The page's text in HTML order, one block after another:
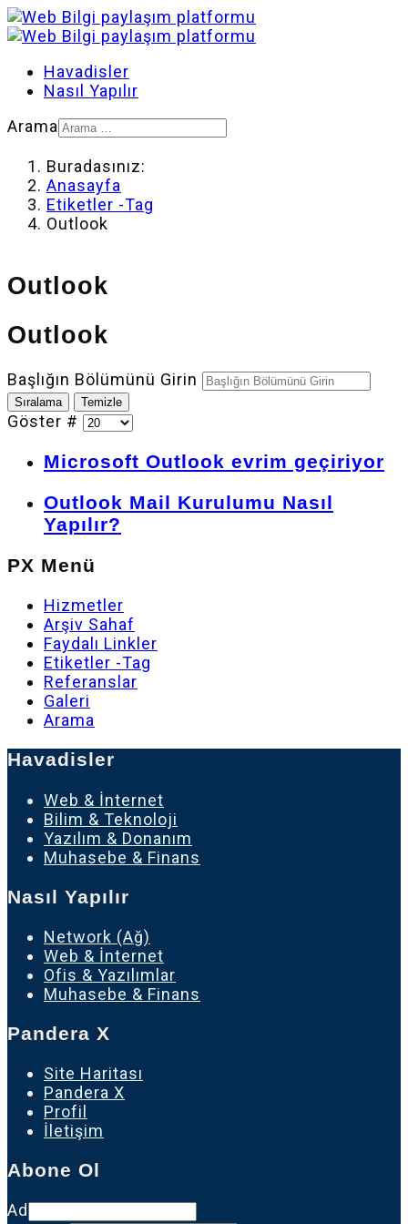
Havadisler
Nasıl Yapılır
Arama
Buradasınız:
Anasayfa
Etiketler -Tag
Outlook
Outlook
Outlook
Başlığın Bölümünü Girin
Sıralama Temizle
Göster #
Microsoft Outlook evrim geçiriyor
Outlook Mail Kurulumu Nasıl
Yapılır?
PX Menü
Hizmetler
Arşiv Sahaf
Faydalı Linkler
Etiketler -Tag
Referanslar
Galeri
Arama
Havadisler
Web & İnternet
Bilim & Teknoloji
Yazılım & Donanım
Muhasebe & Finans
Nasıl Yapılır
Network (Ağ)
Web & İnternet
Ofis & Yazılımlar
Muhasebe & Finans
Pandera X
Site Haritası
Pandera X
Profil
İletişim
Abone Ol
Ad